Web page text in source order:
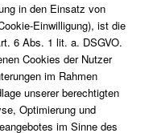
in den Einsatz von
Einwilligung), ist die
6 Abs. 1 lit. a. DSGVO.
Cookies der Nutzer
im Rahmen
unserer berechtigten
Optimierung und
im Sinne des